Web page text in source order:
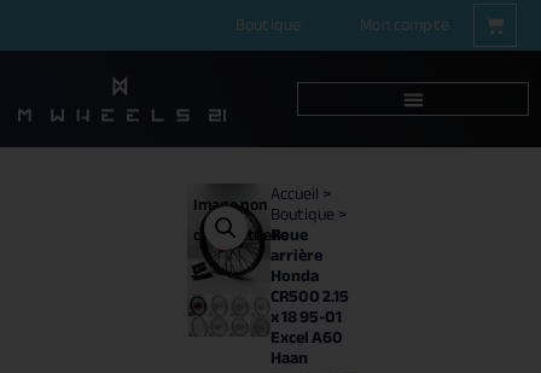
Boutique Mon compte
Image non
contractuelle
Accueil>
Boutique>
Roue
arrière
Honda
CR500 2.15
x 18 95-01
Excel A60
Haan